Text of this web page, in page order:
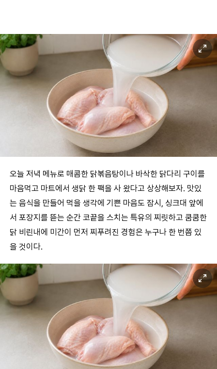
오늘 저녁 메뉴로 매콤한 닭볶음탕이나 바삭한 닭다리 구이를
마음먹고 마트에서 생닭 한 팩을 사 왔다고 상상해보자. 맛있
는 음식을 만들어 먹을 생각에 기쁜 마음도 잠시, 싱크대 앞에
서 포장지를 뜯는 순간 코끝을 스치는 특유의 찌릿하고 쿰쿰한
닭 비린내에 미간이 먼저 찌푸려진 경험은 누구나 한 번쯤 있
을 것이다.